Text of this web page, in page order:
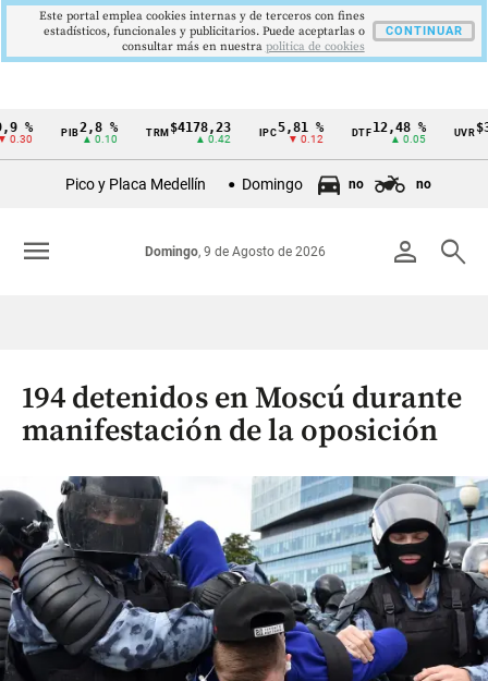
Cintillo
Colombia
PIB 2,8 %
▲ 0.10
TRM $4178,23
▲ 0.42
IPC 5,81 %
▼ 0.12
DTF 12,48 %
▲ 0.05
UVR
Pico y Placa Medellín Domingo no no
person search
Domingo, 9 de Agosto de 2026
menu
194 detenidos en Moscú durante
manifestación de la oposición
Este portal emplea cookies internas y de terceros con fines
estadísticos, funcionales y publicitarios. Puede aceptarlas o
consultar más en nuestra politica de cookies
CONTINUAR